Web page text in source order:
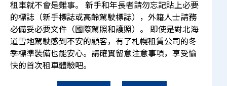
租車就不會是難事。 新手和年長者請勿忘記貼上必要
的標誌（新手標誌或高齡駕駛標誌），外籍人士請務
必備妥必要文件（國際駕照和護照）。 即使是對北海
道雪地駕駛感到不安的顧客，有了札幌租賃公司的冬
季標準裝備也能安心。請確實留意注意事項，享受愉
快的首次租車體驗吧。